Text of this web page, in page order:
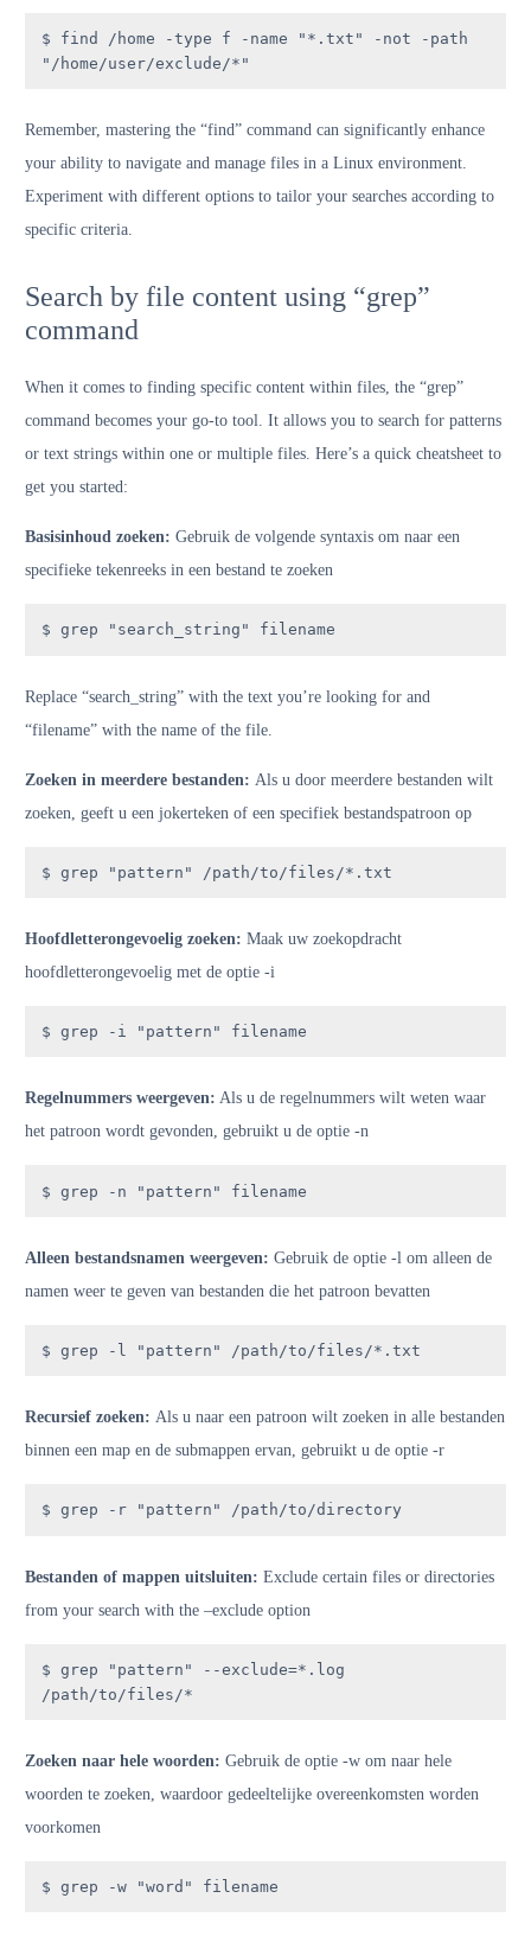
$ find /home -type f -name "*.txt" -not -path
"/home/user/exclude/*"
Remember, mastering the “find” command can significantly enhance
your ability to navigate and manage files in a Linux environment.
Experiment with different options to tailor your searches according to
specific criteria.
Search by file content using “grep”
command
When it comes to finding specific content within files, the “grep”
command becomes your go-to tool. It allows you to search for patterns
or text strings within one or multiple files. Here’s a quick cheatsheet to
get you started:
Basisinhoud zoeken: Gebruik de volgende syntaxis om naar een
specifieke tekenreeks in een bestand te zoeken
$ grep "search_string" filename
Replace “search_string” with the text you’re looking for and
“filename” with the name of the file.
Zoeken in meerdere bestanden: Als u door meerdere bestanden wilt
zoeken, geeft u een jokerteken of een specifiek bestandspatroon op
$ grep "pattern" /path/to/files/*.txt
Hoofdletterongevoelig zoeken: Maak uw zoekopdracht
hoofdletterongevoelig met de optie -i
$ grep -i "pattern" filename
Regelnummers weergeven: Als u de regelnummers wilt weten waar
het patroon wordt gevonden, gebruikt u de optie -n
$ grep -n "pattern" filename
Alleen bestandsnamen weergeven: Gebruik de optie -l om alleen de
namen weer te geven van bestanden die het patroon bevatten
$ grep -l "pattern" /path/to/files/*.txt
Recursief zoeken: Als u naar een patroon wilt zoeken in alle bestanden
binnen een map en de submappen ervan, gebruikt u de optie -r
$ grep -r "pattern" /path/to/directory
Bestanden of mappen uitsluiten: Exclude certain files or directories
from your search with the –exclude option
$ grep "pattern" --exclude=*.log
/path/to/files/*
Zoeken naar hele woorden: Gebruik de optie -w om naar hele
woorden te zoeken, waardoor gedeeltelijke overeenkomsten worden
voorkomen
$ grep -w "word" filename